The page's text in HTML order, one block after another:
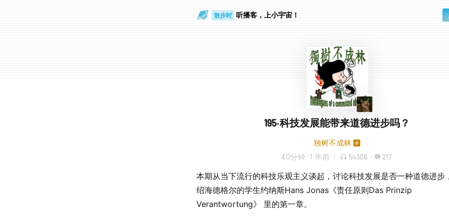
通勤路上 听播客，上小宇宙！
195-科技发展能带来道德进步吗？
独树不成林
40分钟 · 1 年前 54306 · 217
本期从当下流行的科技乐观主义谈起，讨论科技发展是否一种道德进步
绍海德格尔的学生约纳斯Hans Jonas《责任原则Das Prinzip
Verantwortung》 里的第一章。